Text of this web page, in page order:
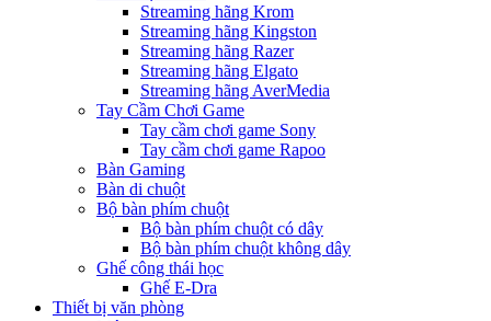
Streaming hãng Krom
Streaming hãng Kingston
Streaming hãng Razer
Streaming hãng Elgato
Streaming hãng AverMedia
Tay Cầm Chơi Game
Tay cầm chơi game Sony
Tay cầm chơi game Rapoo
Bàn Gaming
Bàn di chuột
Bộ bàn phím chuột
Bộ bàn phím chuột có dây
Bộ bàn phím chuột không dây
Ghế công thái học
Ghế E-Dra
Thiết bị văn phòng